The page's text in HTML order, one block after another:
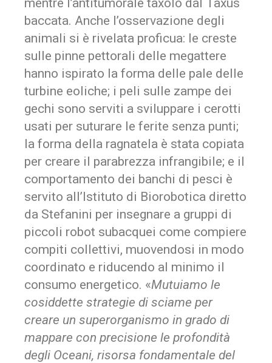
baccata. Anche l’osservazione degli
animali si è rivelata proficua: le creste
sulle pinne pettorali delle megattere
hanno ispirato la forma delle pale delle
turbine eoliche; i peli sulle zampe dei
gechi sono serviti a sviluppare i cerotti
usati per suturare le ferite senza punti;
la forma della ragnatela è stata copiata
per creare il parabrezza infrangibile; e il
comportamento dei banchi di pesci è
servito all’Istituto di Biorobotica diretto
da Stefanini per insegnare a gruppi di
piccoli robot subacquei come compiere
compiti collettivi, muovendosi in modo
coordinato e riducendo al minimo il
consumo energetico. «Mutuiamo le
cosiddette strategie di sciame per
creare un superorganismo in grado di
mappare con precisione le profondità
degli Oceani, risorsa fondamentale del